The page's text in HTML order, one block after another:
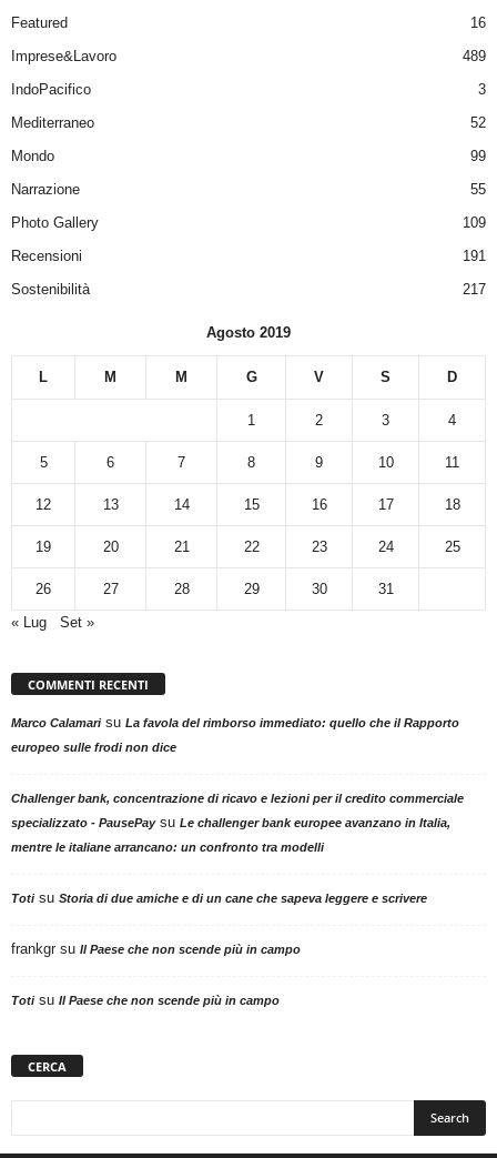
Featured
16
Imprese&Lavoro
489
IndoPacifico
3
Mediterraneo
52
Mondo
99
Narrazione
55
Photo Gallery
109
Recensioni
191
Sostenibilità
217
Agosto 2019
L M M G V S D
1 2 3 4
5 6 7 8 9 10 11
12 13 14 15 16 17 18
19 20 21 22 23 24 25
26 27 28 29 30
31
« Lug
Set »
COMMENTI RECENTI
Marco Calamarisu La favola del rimborso immediato: quello che il Rapporto
europeo sulle frodi non dice
Challenger bank, concentrazione di ricavo e lezioni per il credito commerciale
specializzato - PausePaysu Le challenger bank europee avanzano in Italia,
mentre le italiane arrancano: un confronto tra modelli
Totisu Storia di due amiche e di un cane che sapeva leggere e scrivere
frankgr su Il Paese che non scende più in campo
Totisu Il Paese che non scende più in campo
CERCA